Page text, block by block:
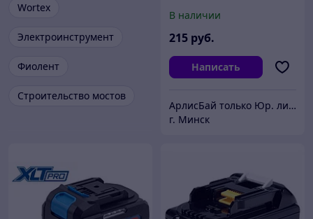
Wortex
Электроинструмент
Фиолент
Строительство мостов
В наличии
215 руб.
Написать
АрлисБай только Юр. лица и ИП
г. Минск